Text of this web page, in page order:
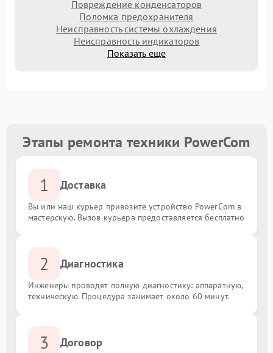
Повреждение конденсаторов
Поломка предохранителя
Неисправность системы охлаждения
Неисправность индикаторов
Показать еще
Этапы ремонта техники PowerCom
1 Доставка
Вы или наш курьер привозите устройство PowerCom в
мастерскую. Вызов курьера предоставляется бесплатно
2 Диагностика
Инженеры проводят полную диагностику: аппаратную,
техническую. Процедура занимает около 60 минут.
3 Договор